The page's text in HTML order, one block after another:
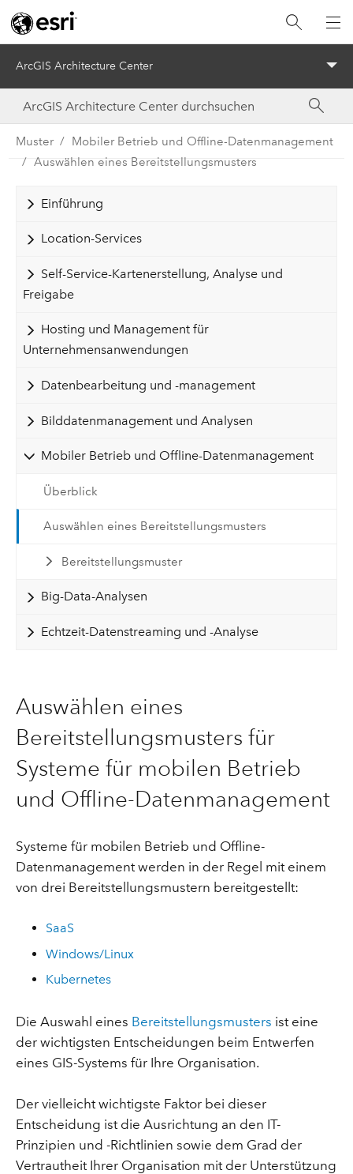
ArcGIS Architecture Center
Muster
Mobiler Betrieb und Offline-Datenmanagement
Auswählen eines Bereitstellungsmusters
Einführung
Location-Services
Self-Service-Kartenerstellung, Analyse und
Freigabe
Hosting und Management für
Unternehmensanwendungen
Datenbearbeitung und -management
Bilddatenmanagement und Analysen
Mobiler Betrieb und Offline-Datenmanagement
Überblick
Auswählen eines Bereitstellungsmusters
Bereitstellungsmuster
Big-Data-Analysen
Echtzeit-Datenstreaming und -Analyse
Auswählen eines
Bereitstellungsmusters für
Systeme für mobilen Betrieb
und Offline-Datenmanagement
Systeme für mobilen Betrieb und Offline-
Datenmanagement werden in der Regel mit einem
von drei Bereitstellungsmustern bereitgestellt:
SaaS
Windows/Linux
Kubernetes
Die Auswahl eines Bereitstellungsmusters ist eine
der wichtigsten Entscheidungen beim Entwerfen
eines GIS-Systems für Ihre Organisation.
Der vielleicht wichtigste Faktor bei dieser
Entscheidung ist die Ausrichtung an den IT-
Prinzipien und -Richtlinien sowie dem Grad der
Vertrautheit Ihrer Organisation mit der Unterstützung